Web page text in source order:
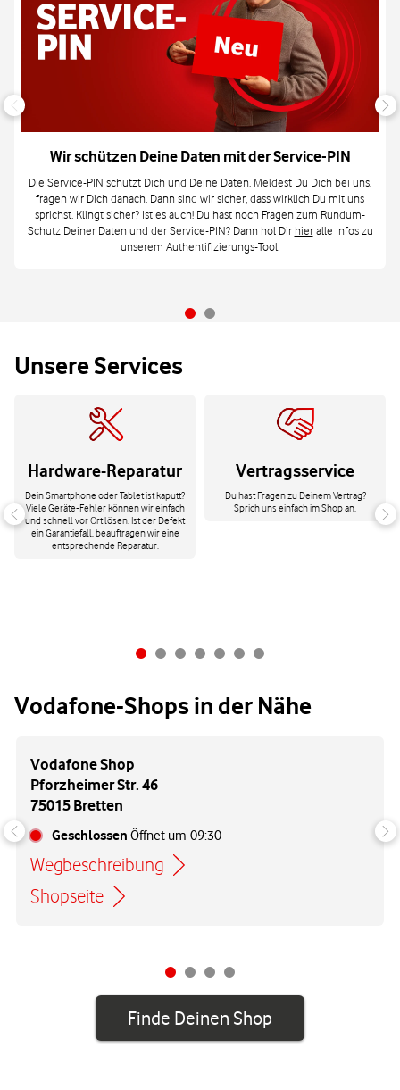
Wir schützen Deine Daten mit der Service-PIN
Die Service-PIN schützt Dich und Deine Daten. Meldest Du Dich bei uns,
fragen wir Dich danach. Dann sind wir sicher, dass wirklich Du mit uns
sprichst. Klingt sicher? Ist es auch! Du hast noch Fragen zum Rundum-
Schutz Deiner Daten und der Service-PIN? Dann hol Dir hieralle Infos zu
unserem Authentifizierungs-Tool.
Unsere Services
Hardware-Reparatur
Dein Smartphone oder Tablet ist kaputt?
Viele Geräte-Fehler können wir einfach
und schnell vor Ort lösen. Ist der Defekt
ein Garantiefall, beauftragen wir eine
entsprechende Reparatur.
Vertragsservice
Du hast Fragen zu Deinem Vertrag?
Sprich uns einfach im Shop an.
Vodafone-Shops in der Nähe
Vodafone Shop
Pforzheimer Str. 46
75015 Bretten
Geschlossen Öffnet um 09:30
Wegbeschreibung
Link öffnet in einem neuen Tab
Shopseite
Finde Deinen Shop